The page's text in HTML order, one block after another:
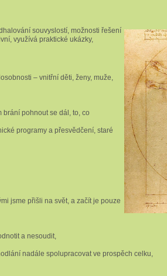
souvyslostí, možnosti řešení
využívá praktické ukázky,
– vnitřní děti, ženy, muže,
brání pohnout se dál, to, co
programy a přesvědčení, staré
jsme přišli na svět, a začít je pouze
a nesoudit,
nadále spolupracovat ve prospěch celku,